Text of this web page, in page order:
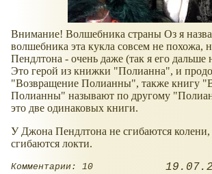
Внимание! Волшебника страны Оз я
волшебника эта кукла совсем не похожа,
Пендлтона - очень даже (так я его дальше
Это герой из книжки "Полианна", и
"Возвращение Полианны", также книгу
Полианны" называют по другому
это две одинаковых книги.
У Джона Пендлтона не сгибаются колени,
сгибаются локти.
Комментарии: 10